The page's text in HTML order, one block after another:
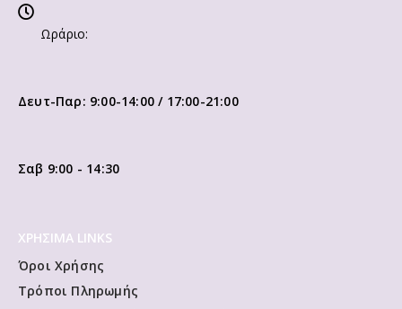
Ωράριο:
Δευτ-Παρ: 9:00-14:00 / 17:00-21:00
Σαβ 9:00 - 14:30
ΧΡΗΣΙΜΑ LINKS
Όροι Χρήσης
Τρόποι Πληρωμής